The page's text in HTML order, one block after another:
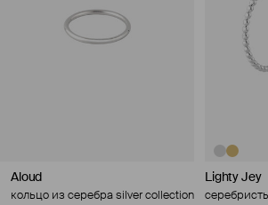
Aloud
кольцо из серебра silver collection
Lighty Jey